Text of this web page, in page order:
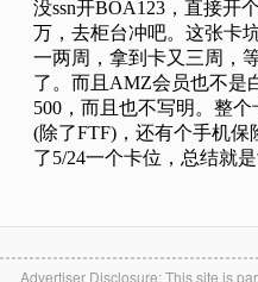
Advertiser Disclosure: This site is